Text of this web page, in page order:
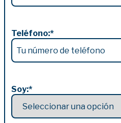
Teléfono:*
Soy:*